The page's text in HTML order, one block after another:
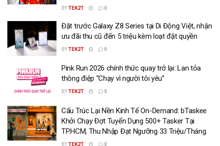
BYTEK2T 0
Đặt trước Galaxy Z8 Series tại Di Động Việt, nhận
ưu đãi thu cũ đến 5 triệu kèm loạt đặt quyền
BYTEK2T 0
Pink Run 2026 chính thức quay trở lại: Lan tỏa
thông điệp “Chạy vì người tôi yêu”
BYTEK2T 0
Cấu Trúc Lại Nền Kinh Tế On-Demand: bTaskee
Khởi Chạy Đợt Tuyển Dụng 500+ Tasker Tại
TP.HCM, Thu Nhập Đạt Ngưỡng 33 Triệu/Tháng
BYTEK2T 0